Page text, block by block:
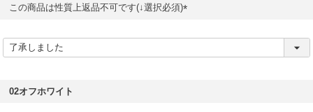
この商品は性質上返品不可です(↓選択必須)
必
02オフホワイト